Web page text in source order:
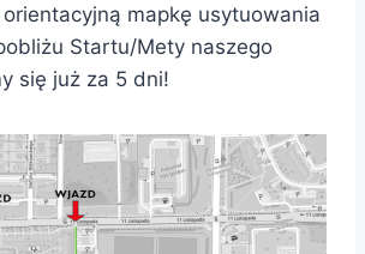
mapkę usytuowania
Startu/Mety naszego
się już za 5 dni!